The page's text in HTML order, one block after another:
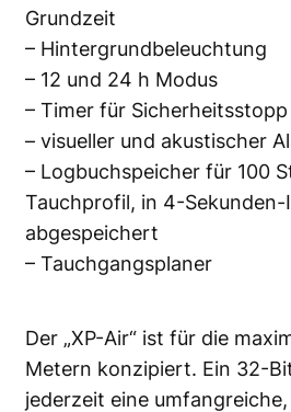
Grundzeit
– Hintergrundbeleuchtung
– 12 und 24 h Modus
– Timer für Sicherheitsstopp
– visueller und akustischer
– Logbuchspeicher für 100
Tauchprofil, in 4-Sekunden-
abgespeichert
– Tauchgangsplaner
Der „XP-Air“ ist für die
Metern konzipiert. Ein 32-
jederzeit eine